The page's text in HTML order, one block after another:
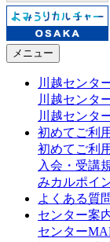
メニュー
川越センタ
川越センタ
川越センタ
初めてご利
初めてご利
入会・受講
みカルポイ
よくある質
センター案
センター